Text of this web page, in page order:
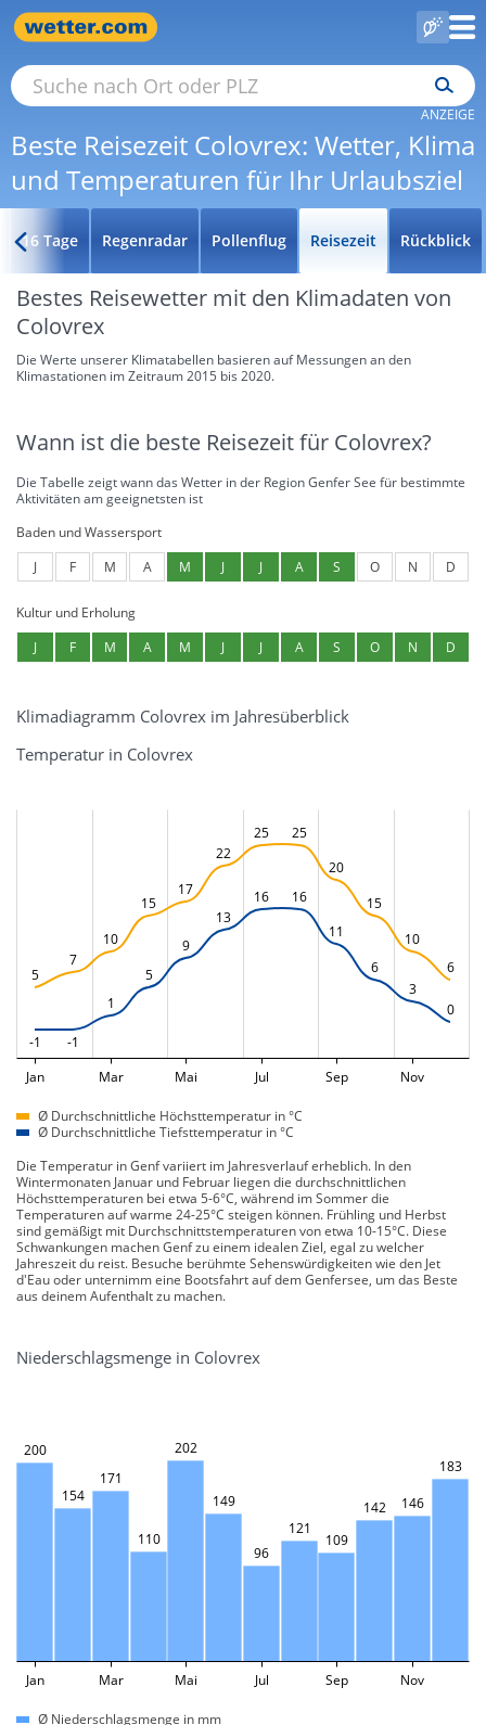
Beste Reisezeit Colovrex: Wetter, Klima
und Temperaturen für Ihr Urlaubsziel
ANZEIGE
16 Tage Regenradar Pollenflug Reisezeit Rückblick
Bestes Reisewetter mit den Klimadaten von
Colovrex
Die Werte unserer Klimatabellen basieren auf Messungen an den
Klimastationen im Zeitraum 2015 bis 2020.
Wann ist die beste Reisezeit für Colovrex?
Die Tabelle zeigt wann das Wetter in der Region Genfer See für bestimmte
Aktivitäten am geeignetsten ist
Baden und Wassersport
J
F M A M J J A S O N D
Kultur und Erholung
J
F M A M J J A S O N D
Klimadiagramm Colovrex im Jahresüberblick
Temperatur in Colovrex
5
7
10
15
17
22
25
25
20
15
10
6
-1 -1
1
5
9
13
16
16
11
6
3
0
Jan Mar Mai Jul Sep Nov
Ø Durchschnittliche Höchsttemperatur in °C
Ø Durchschnittliche Tiefsttemperatur in °C
Die Temperatur in Genf variiert im Jahresverlauf erheblich. In den
Wintermonaten Januar und Februar liegen die durchschnittlichen
Höchsttemperaturen bei etwa 5-6°C, während im Sommer die
Temperaturen auf warme 24-25°C steigen können. Frühling und Herbst
sind gemäßigt mit Durchschnittstemperaturen von etwa 10-15°C. Diese
Schwankungen machen Genf zu einem idealen Ziel, egal zu welcher
Jahreszeit du reist. Besuche berühmte Sehenswürdigkeiten wie den Jet
d'Eau oder unternimm eine Bootsfahrt auf dem Genfersee, um das Beste
aus deinem Aufenthalt zu machen.
Niederschlagsmenge in Colovrex
200
154
171
110
202
149
96
121
109
142 146
183
Jan Mar Mai Jul Sep Nov
Ø Niederschlagsmenge in mm